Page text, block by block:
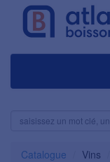
Catalogue Vins